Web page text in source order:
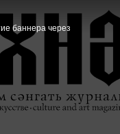
баннера через